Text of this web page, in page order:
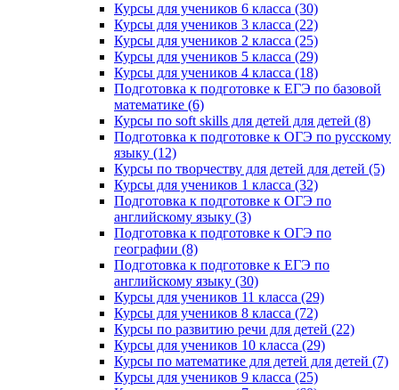
Курсы для учеников 6 класса (30)
Курсы для учеников 3 класса (22)
Курсы для учеников 2 класса (25)
Курсы для учеников 5 класса (29)
Курсы для учеников 4 класса (18)
Подготовка к подготовке к ЕГЭ по базовой
математике (6)
Курсы по soft skills для детей для детей (8)
Подготовка к подготовке к ОГЭ по русскому
языку (12)
Курсы по творчеству для детей для детей (5)
Курсы для учеников 1 класса (32)
Подготовка к подготовке к ОГЭ по
английскому языку (3)
Подготовка к подготовке к ОГЭ по
географии (8)
Подготовка к подготовке к ЕГЭ по
английскому языку (30)
Курсы для учеников 11 класса (29)
Курсы для учеников 8 класса (72)
Курсы по развитию речи для детей (22)
Курсы для учеников 10 класса (29)
Курсы по математике для детей для детей (7)
Курсы для учеников 9 класса (25)